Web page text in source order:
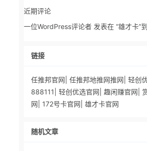
近期评论
一位WordPress评论者 发表在 “雄才卡”
链接
任推邦官网 任推邦地推网推网 轻创
888111
轻创优选官网 趣闲赚官网
网
172号卡官网 雄才卡官网
随机文章